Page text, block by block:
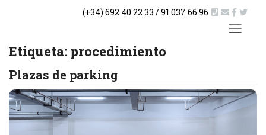
(+34) 692 40 22 33 / 91 037 66 96
Etiqueta: procedimiento
Plazas de parking